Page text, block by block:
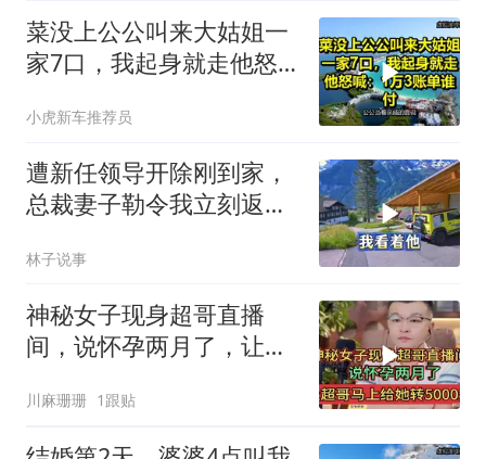
菜没上公公叫来大姑姐一
家7口，我起身就走他怒
小虎新车推荐员
遭新任领导开除刚到家，
总裁妻子勒令我立刻返
林子说事
神秘女子现身超哥直播
间，说怀孕两月了，让超
川麻珊珊 1跟贴